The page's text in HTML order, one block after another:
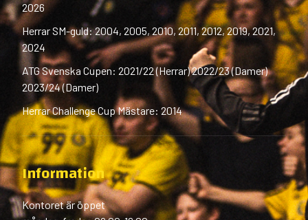
2026
Herrar SM-guld: 2004, 2005, 2010, 2011, 2012, 2019, 2021,
2024
ATG Svenska Cupen: 2021/22 (Herrar) 2022/23 (Damer)
2023/24 (Damer)
Herrar Challenge Cup Mästare: 2014
Information
Kontoret är öppet